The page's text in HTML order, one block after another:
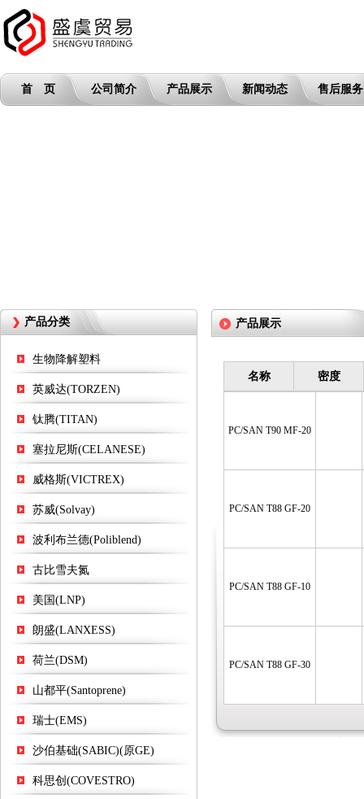
首 页 公司简介 产品展示 新闻动态 售后服务
产品分类
生物降解塑料
英威达(TORZEN)
钛腾(TITAN)
塞拉尼斯(CELANESE)
威格斯(VICTREX)
苏威(Solvay)
波利布兰德(Poliblend)
古比雪夫氮
美国(LNP)
朗盛(LANXESS)
荷兰(DSM)
山都平(Santoprene)
瑞士(EMS)
沙伯基础(SABIC)(原GE)
科思创(COVESTRO)
产品展示
名称 密度
PC/SAN T90 MF-20
PC/SAN T88 GF-20
PC/SAN T88 GF-10
PC/SAN T88 GF-30